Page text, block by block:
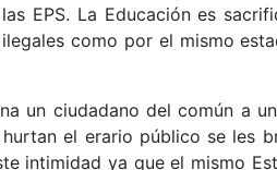
EPS. La Educación es
como por el mismo
un ciudadano del común a
el erario público se les
intimidad ya que el mismo